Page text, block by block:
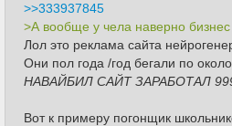
>>333937845
>А вообще у чела наверно бизнес
Лол это реклама сайта
Они пол года /год бегали по
НАВАЙБИЛ САЙТ ЗАРАБОТАЛ
Вот к примеру погонщик